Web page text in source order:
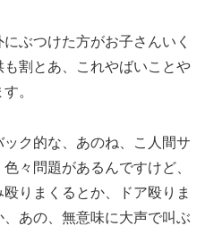
ぶつけた方がお子さんいく
割とあ、これやばいことや
。
ク的な、あのね、こ人間サ
々問題があるんですけど、
りまくるとか、ドア殴りま
あの、無意味に大声で叫ぶ